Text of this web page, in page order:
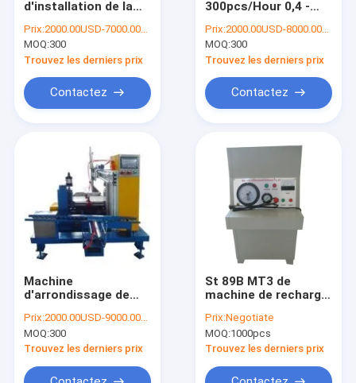
d'installation de la
d'inscription du
cylindre CC-CF-G2-1
Prix:2000.00USD-7000.00USD/piece
MOQ:300
Trouvez les derniers prix
Contactez
300pcs/Hour 0,4 -
cylindre de mur de
tuyau de CC-CF-CB
Prix:2000.00USD-8000.00USD/set
MOQ:300
Trouvez les derniers prix
Contactez
Machine
d'arrondissage de
4KG - 12KG 220V
Prix:2000.00USD-9000.00USD/piece
MOQ:300
Trouvez les derniers prix
St 89B MT3 de
machine de recharge
poudre d'ABC
Prix:Negotiate
MOQ:1000pcs
Trouvez les derniers prix